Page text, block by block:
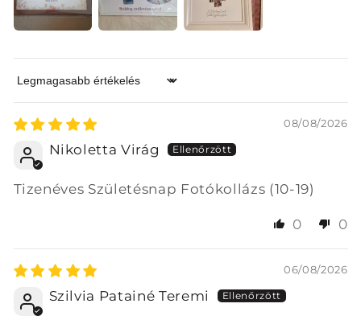
Sort by
08/08/2026
Nikoletta Virág
Tizenéves Születésnap Fotókollázs (10-19)
0 0
06/08/2026
Szilvia Patainé Teremi